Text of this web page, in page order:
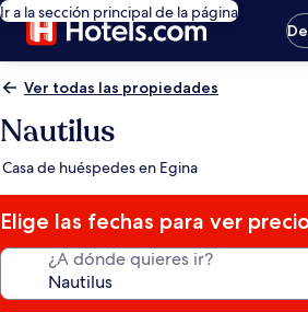
Ir a la sección principal de la página
Ver todas las propiedades
Nautilus
Casa de huéspedes en Egina
Elige las fechas para ver
¿A dónde quieres ir?